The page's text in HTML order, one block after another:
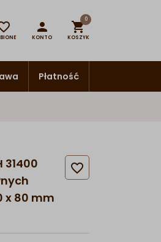

KONTO

0
KOSZYK
Płatność
31400
x 80 mm
